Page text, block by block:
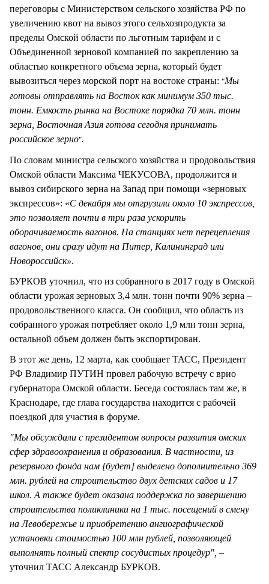
переговоры с Министерством сельского хозяйства РФ по
увеличению квот на вывоз этого сельхозпродукта за
пределы Омской области по льготным тарифам и с
Объединенной зерновой компанией по закреплению за
областью конкретного объема зерна, который будет
вывозиться через морской порт на востоке страны: "Мы
готовы отправлять на Восток как минимум 350 тыс.
тонн. Емкость рынка на Востоке порядка 70 млн. тонн
зерна, Восточная Азия готова сегодня принимать
российское зерно".
По словам министра сельского хозяйства и продовольствия
Омской области Максима ЧЕКУСОВА, продолжится и
вывоз сибирского зерна на Запад при помощи «зерновых
экспрессов»: «С декабря мы отгрузили около 10 экспрессов,
это позволяет почти в три раза ускорить
оборачиваемость вагонов. На станциях нет перецепления
вагонов, они сразу идут на Питер, Калининград или
Новороссийск».
БУРКОВ уточнил, что из собранного в 2017 году в Омской
области урожая зерновых 3,4 млн. тонн почти 90% зерна –
продовольственного класса. Он сообщил, что область из
собранного урожая потребляет около 1,9 млн тонн зерна,
остальной объем должен быть экспортирован.
В этот же день, 12 марта, как сообщает ТАСС, Президент
РФ Владимир ПУТИН провел рабочую встречу с врио
губернатора Омской области. Беседа состоялась там же, в
Краснодаре, где глава государства находится с рабочей
поездкой для участия в форуме.
"Мы обсуждали с президентом вопросы развития омских
сфер здравоохранения и образования. В частности, из
резервного фонда нам [будет] выделено дополнительно 369
млн. рублей на строительство двух детских садов и 17
школ. А также будет оказана поддержка по завершению
строительства поликлиники на 1 тыс. посещений в смену
на Левобережье и приобретению ангиографической
установки стоимостью 100 млн рублей, позволяющей
выполнять полный спектр сосудистых процедур", –
уточнил ТАСС Александр БУРКОВ.